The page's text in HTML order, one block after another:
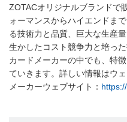
ZOTACオリジナルブランドで
ォーマンスからハイエンドま
る技術力と品質、巨大な生産
生かしたコスト競争力と培っ
カードメーカーの中でも、特
ていきます。詳しい情報はウ
メーカーウェブサイト：